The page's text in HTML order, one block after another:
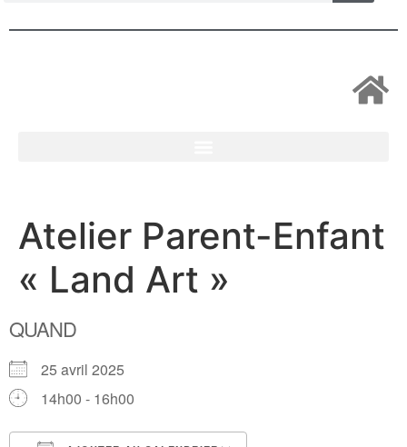
Atelier Parent-Enfant
« Land Art »
QUAND
25 avril 2025
14h00 - 16h00